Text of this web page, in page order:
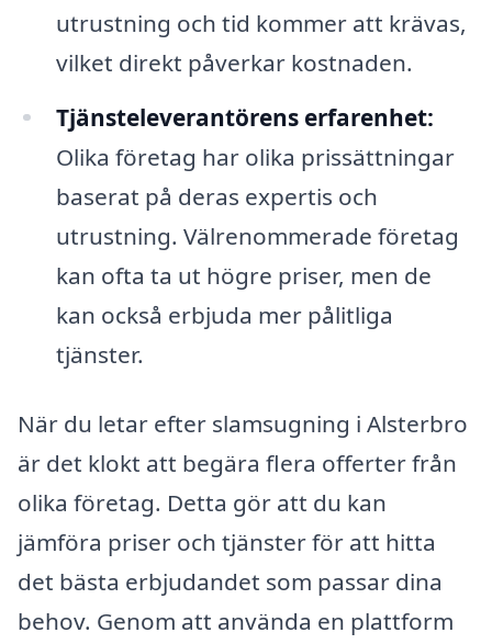
utrustning och tid kommer att krävas,
vilket direkt påverkar kostnaden.
Tjänsteleverantörens erfarenhet:
Olika företag har olika prissättningar
baserat på deras expertis och
utrustning. Välrenommerade företag
kan ofta ta ut högre priser, men de
kan också erbjuda mer pålitliga
tjänster.
När du letar efter slamsugning i Alsterbro
är det klokt att begära flera offerter från
olika företag. Detta gör att du kan
jämföra priser och tjänster för att hitta
det bästa erbjudandet som passar dina
behov. Genom att använda en plattform